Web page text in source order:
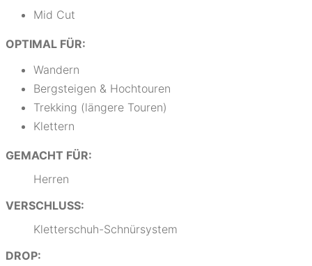
Mid Cut
OPTIMAL FÜR:
Wandern
Bergsteigen & Hochtouren
Trekking (längere Touren)
Klettern
GEMACHT FÜR:
Herren
VERSCHLUSS:
Kletterschuh-Schnürsystem
DROP: